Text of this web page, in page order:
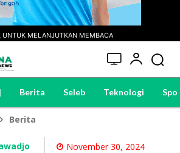
UNTUK MELANJUTKAN MEMBACA
| Berita Seleb Teknologi
Berita
November 30, 2024